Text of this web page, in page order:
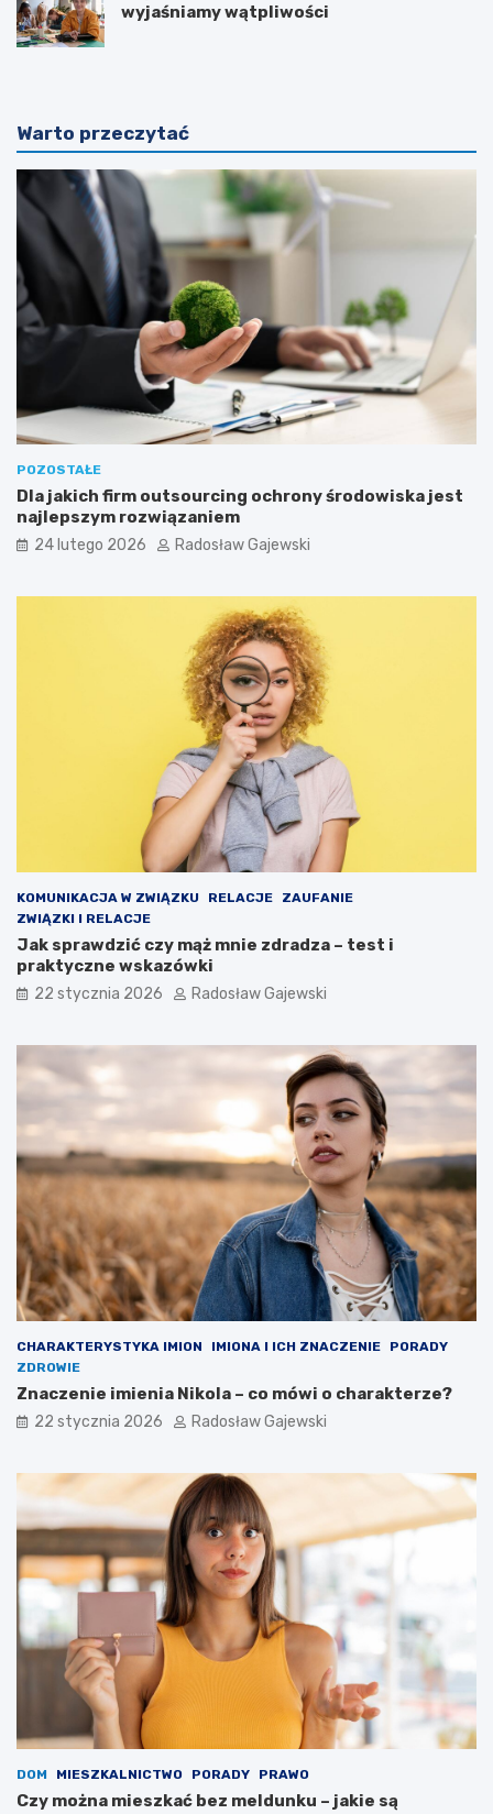
wyjaśniamy wątpliwości
Warto przeczytać
POZOSTAŁE
Dla jakich firm outsourcing ochrony środowiska jest
najlepszym rozwiązaniem
24 lutego 2026 Radosław Gajewski
KOMUNIKACJA W ZWIĄZKU RELACJE
ZAUFANIE
ZWIĄZKI I RELACJE
Jak sprawdzić czy mąż mnie zdradza – test i
praktyczne wskazówki
22 stycznia 2026 Radosław Gajewski
CHARAKTERYSTYKA IMION IMIONA I ICH ZNACZENIE
PORADY
ZDROWIE
Znaczenie imienia Nikola – co mówi o charakterze?
22 stycznia 2026 Radosław Gajewski
DOM MIESZKALNICTWO PORADY PRAWO
Czy można mieszkać bez meldunku – jakie są